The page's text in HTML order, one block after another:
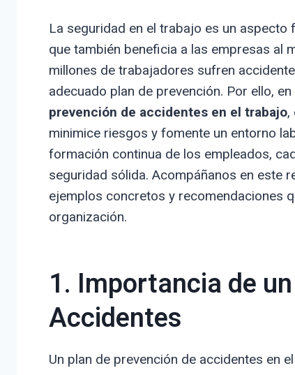
La seguridad en el trabajo es un
que también beneficia a las empresas al
millones de trabajadores sufren
adecuado plan de prevención. Por ello, en
prevención de accidentes en el trabajo,
minimice riesgos y fomente un entorno
formación continua de los empleados,
seguridad sólida. Acompáñanos en este
ejemplos concretos y recomendaciones
organización.
1. Importancia de
Accidentes
Un plan de prevención de accidentes en